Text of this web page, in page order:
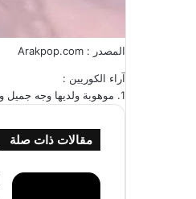
المصدر : Arakpop.com
آراء الكوريين :
1. موهوبة ولديها وجه جميل وشخصية جيدة وممتعة، يا إلهي إنها مثالية للغاية
مقالات ذات صلة